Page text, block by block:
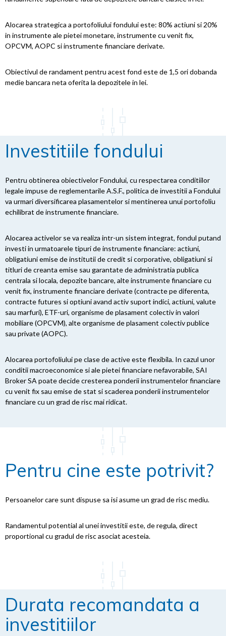
Alocarea strategica a portofoliului fondului este: 80% actiuni si 20%
in instrumente ale pietei monetare, instrumente cu venit fix,
OPCVM, AOPC si instrumente financiare derivate.
Obiectivul de randament pentru acest fond este de 1,5 ori dobanda
medie bancara neta oferita la depozitele in lei.
Investitiile fondului
Pentru obtinerea obiectivelor Fondului, cu respectarea conditiilor
legale impuse de reglementarile A.S.F., politica de investitii a Fondului
va urmari diversificarea plasamentelor si mentinerea unui portofoliu
echilibrat de instrumente financiare.
Alocarea activelor se va realiza intr-un sistem integrat, fondul putand
investi in urmatoarele tipuri de instrumente financiare: actiuni,
obligatiuni emise de institutii de credit si corporative, obligatiuni si
titluri de creanta emise sau garantate de administratia publica
centrala si locala, depozite bancare, alte instrumente financiare cu
venit fix, instrumente financiare derivate (contracte pe diferenta,
contracte futures si optiuni avand activ suport indici, actiuni, valute
sau marfuri), ETF-uri, organisme de plasament colectiv in valori
mobiliare (OPCVM), alte organisme de plasament colectiv publice
sau private (AOPC).
Alocarea portofoliului pe clase de active este flexibila. In cazul unor
conditii macroeconomice si ale pietei financiare nefavorabile, SAI
Broker SA poate decide cresterea ponderii instrumentelor financiare
cu venit fix sau emise de stat si scaderea ponderii instrumentelor
financiare cu un grad de risc mai ridicat.
Pentru cine este potrivit?
Persoanelor care sunt dispuse sa isi asume un grad de risc mediu.
Randamentul potential al unei investitii este, de regula, direct
proportional cu gradul de risc asociat acesteia.
Durata recomandata a
investitiilor